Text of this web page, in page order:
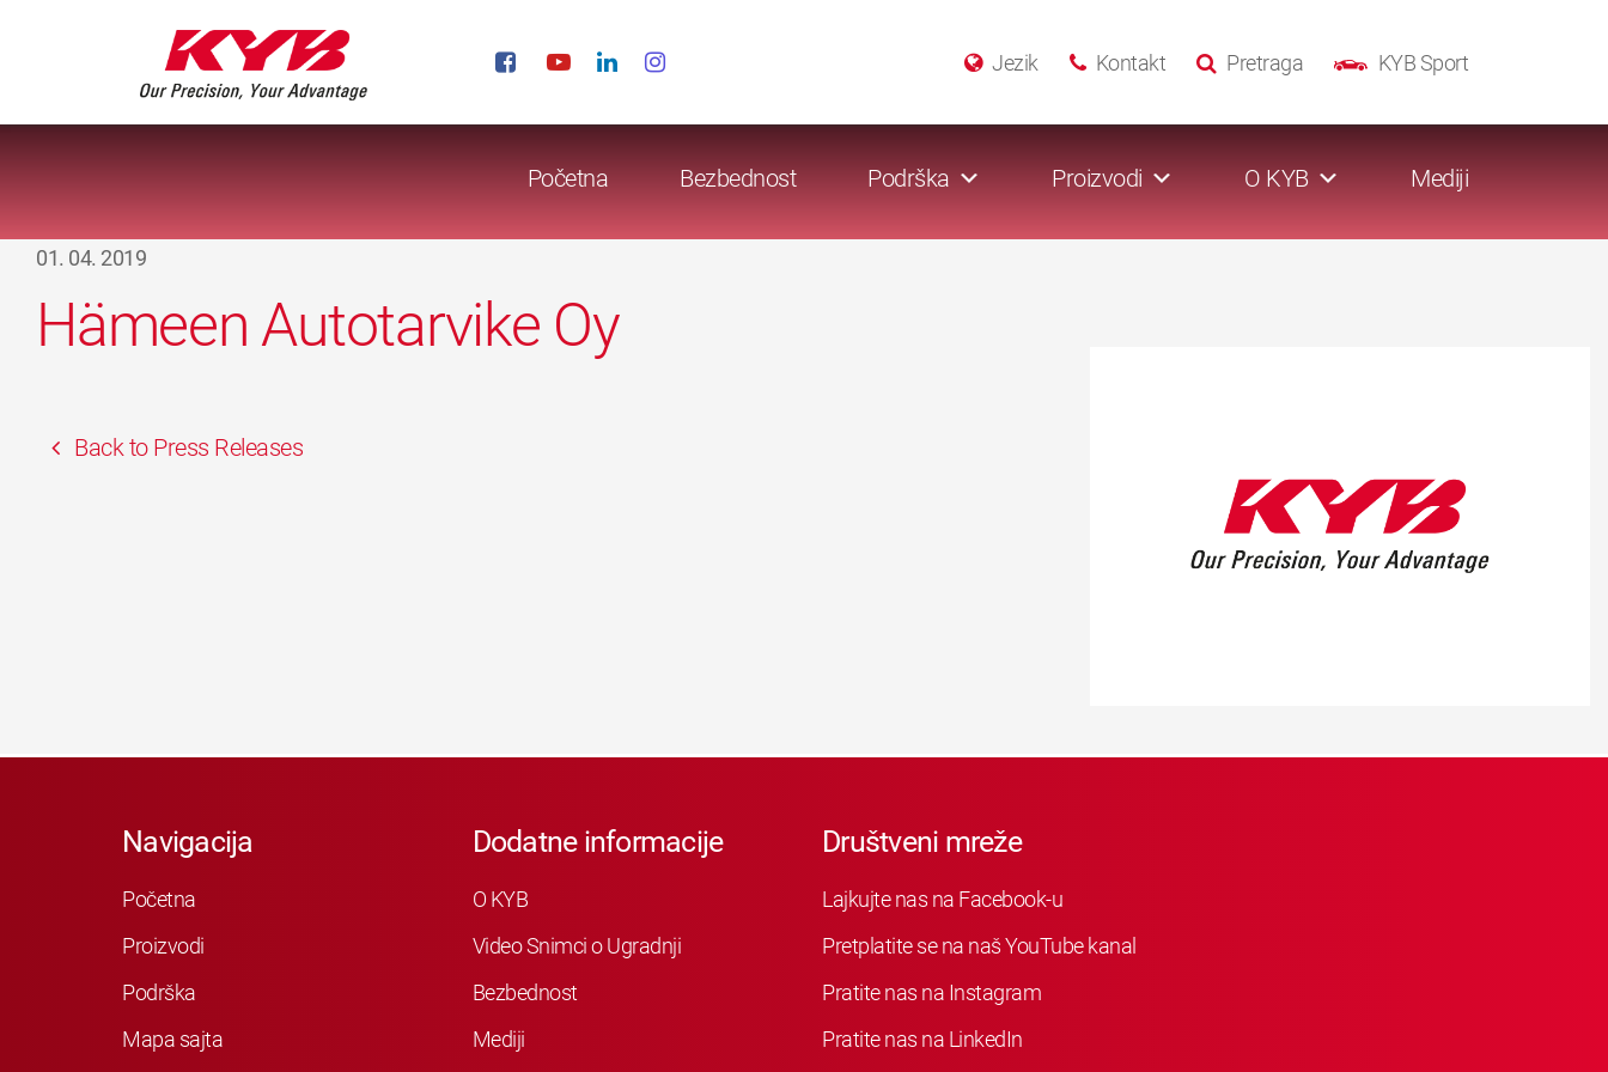
KYB Sport
Pretraga
Kontakt
Jezik
Početna Bezbednost Podrška Proizvodi O KYB Mediji
01. 04. 2019
Hämeen Autotarvike Oy
Back to Press Releases
Navigacija
Početna
Proizvodi
Podrška
Mapa sajta
Dodatne informacije
O KYB
Video Snimci o Ugradnji
Bezbednost
Mediji
Društveni mreže
Lajkujte nas na Facebook-u
Pretplatite se na naš YouTube kanal
Pratite nas na Instagram
Pratite nas na LinkedIn